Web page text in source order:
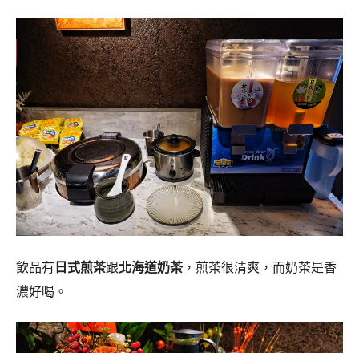
飲品有 日式煎茶跟北海道奶茶，煎茶很清爽，而奶茶是香
濃好喝。